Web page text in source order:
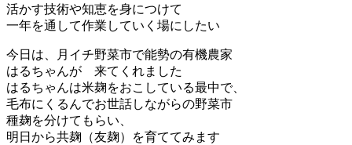
活かす技術や知恵を身につけて
一年を通して作業していく場にしたい
今日は、月イチ野菜市で能勢の有機農家
はるちゃんが 来てくれました
はるちゃんは米麹をおこしている最中で、
毛布にくるんでお世話しながらの野菜市
種麹を分けてもらい、
明日から共麹（友麹）を育ててみます